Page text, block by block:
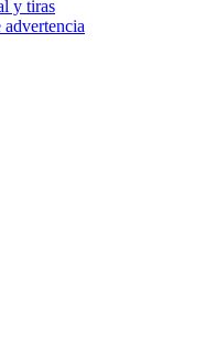
y tiras
advertencia